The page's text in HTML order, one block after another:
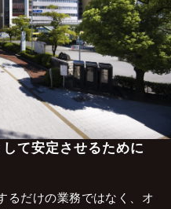
をお考えの
様へ
て安定させるために
るだけの業務ではなく、オ